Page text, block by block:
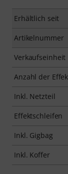
Erhältlich seit
Artikelnummer
Verkaufseinheit
Anzahl der
Inkl. Netzteil
Effektschleifen
Inkl. Gigbag
Inkl. Koffer